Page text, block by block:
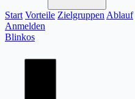
Start Vorteile Zielgruppen Ablauf
Anmelden
Blinkos